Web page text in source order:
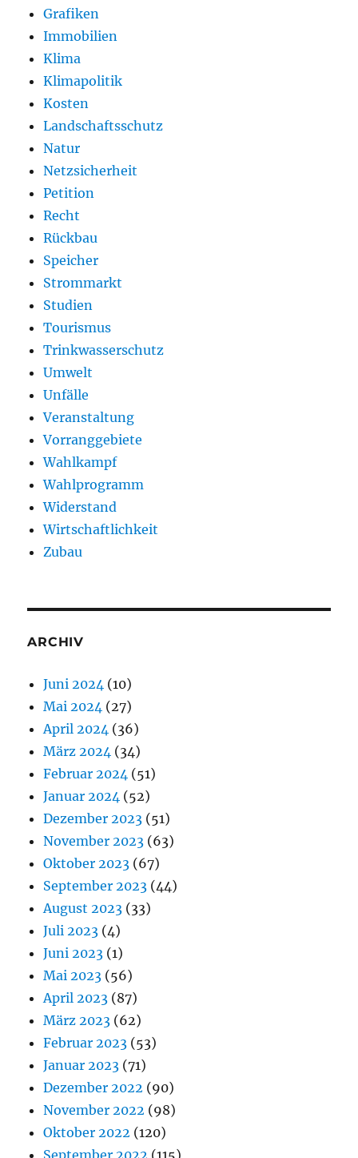
Grafiken
Immobilien
Klima
Klimapolitik
Kosten
Landschaftsschutz
Natur
Netzsicherheit
Petition
Recht
Rückbau
Speicher
Strommarkt
Studien
Tourismus
Trinkwasserschutz
Umwelt
Unfälle
Veranstaltung
Vorranggebiete
Wahlkampf
Wahlprogramm
Widerstand
Wirtschaftlichkeit
Zubau
ARCHIV
Juni 2024 (10)
Mai 2024 (27)
April 2024 (36)
März 2024 (34)
Februar 2024 (51)
Januar 2024 (52)
Dezember 2023 (51)
November 2023 (63)
Oktober 2023 (67)
September 2023 (44)
August 2023 (33)
Juli 2023 (4)
Juni 2023 (1)
Mai 2023 (56)
April 2023 (87)
März 2023 (62)
Februar 2023 (53)
Januar 2023 (71)
Dezember 2022 (90)
November 2022 (98)
Oktober 2022 (120)
September 2022 (115)